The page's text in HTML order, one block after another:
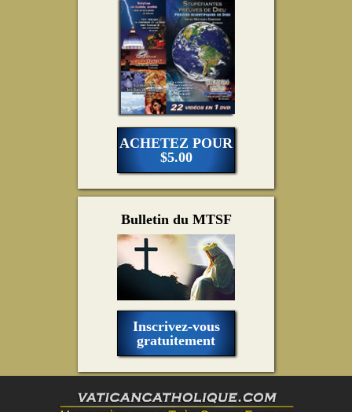
ACHETEZ POUR
$5.00
Bulletin du MTSF
Inscrivez-vous
gratuitement